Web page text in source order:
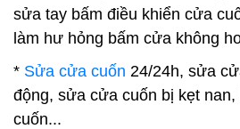
sửa tay bấm điều khiển cửa
làm hư hỏng bấm cửa không
* Sửa cửa cuốn 24/24h, sửa
động, sửa cửa cuốn bị kẹt nan,
cuốn...